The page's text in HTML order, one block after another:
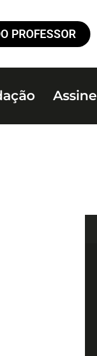
PROFESSOR
Assine